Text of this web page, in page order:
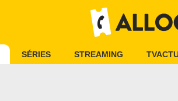
SÉRIES STREAMING